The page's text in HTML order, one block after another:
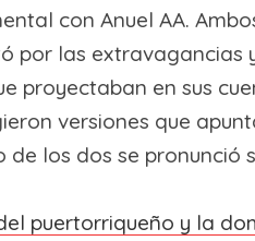
con Anuel AA.
por las extravagancias
proyectaban en sus
versiones que
de los dos se
puertorriqueño y la